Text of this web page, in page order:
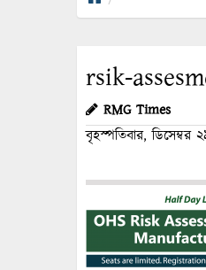
rsik-
RMG Times
বৃহস্পতিবার, ডিসেম্বর